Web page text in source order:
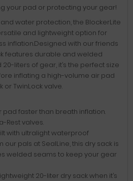
your pad or protecting your gear!
water protection, the BlockerLite
and lightweight option for
inflation.Designed with our friends
features durable and welded
liters of gear, it’s the perfect size
inflating a high-volume air pad
or TwinLock valve.
pad faster than breath inflation.
Rest valves.
with ultralight waterproof
pals at SealLine, this dry sack is
welded seams to keep your gear
20-liter dry sack when it’s